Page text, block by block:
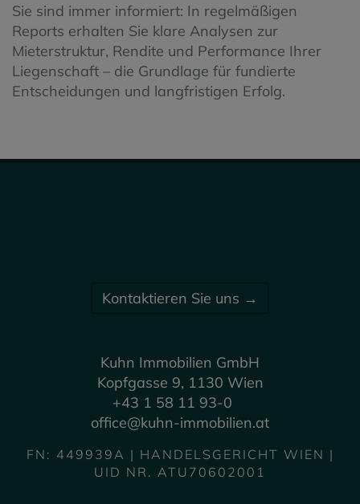
Sie sind immer informiert: In regelmäßigen
Reports erhalten Sie klare Analysen zur
Mieterstruktur, Rendite und Performance Ihrer
Liegenschaft – die Grundlage für fundierte
Entscheidungen und langfristigen Erfolg.
Kontaktieren Sie uns →
Kuhn Immobilien GmbH
Kopfgasse 9, 1130 Wien
+43 1 58 11 93-0
office@kuhn-immobilien.at
FN: 449939A | HANDELSGERICHT WIEN |
UID NR. ATU70602001